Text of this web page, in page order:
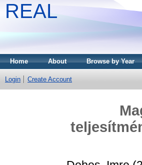
REAL
Home About Browse by Year
Login Create Account